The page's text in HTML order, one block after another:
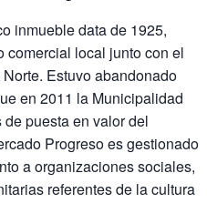
inmueble data de 1925,
comercial local junto con el
Estuvo abandonado
en 2011 la Municipalidad
puesta en valor del
Progreso es gestionado
a organizaciones sociales,
referentes de la cultura